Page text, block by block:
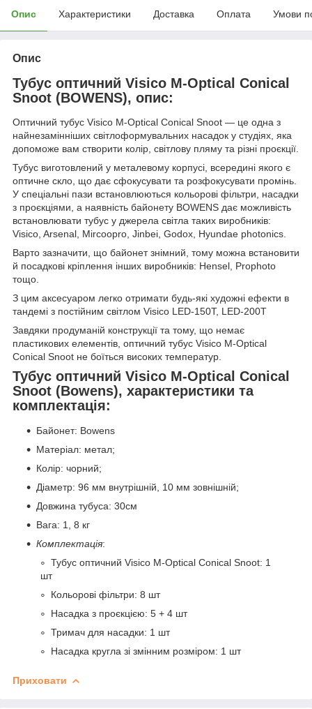
Опис Характеристики Доставка Оплата Умови
Опис
Тубус оптичний Visico M-Optical Conical
Snoot (BOWENS), опис:
Оптичний тубус Visico M-Optical Conical Snoot — це одна з
найнезамінніших світлоформувальних насадок у студіях, яка
допоможе вам створити колір, світлову пляму та різні проєкції.
Тубус виготовлений у металевому корпусі, всередині якого є
оптичне скло, що дає сфокусувати та розфокусувати промінь.
У спеціальні пази встановлюються кольорові фільтри, насадки
з проєкціями, а наявність байонету BOWENS дає можливість
встановлювати тубус у джерела світла таких виробників:
Visico, Arsenal, Mircoopro, Jinbei, Godox, Hyundae photonics.
Варто зазначити, що байонет знімний, тому можна встановити
й посадкові кріплення інших виробників: Hensel, Prophoto
тощо.
З цим аксесуаром легко отримати будь-які художні ефекти в
тандемі з постійним світлом Visico LED-150T, LED-200T
Завдяки продуманій конструкції та тому, що немає
пластикових елементів, оптичний тубус Visico M-Optical
Conical Snoot не боїться високих температур.
Тубус оптичний Visico M-Optical Conical
Snoot (Bowens), характеристики та
комплектація:
Байонет: Bowens
Матеріал: метал;
Колір: чорний;
Діаметр: 96 мм внутрішній, 10 мм зовнішній;
Довжина тубуса: 30см
Вага: 1, 8 кг
Комплектація:
Тубус оптичний Visico M-Optical Conical Snoot: 1
шт
Кольорові фільтри: 8 шт
Насадка з проєкцією: 5 + 4 шт
Тримач для насадки: 1 шт
Насадка кругла зі змінним розміром: 1 шт
Приховати